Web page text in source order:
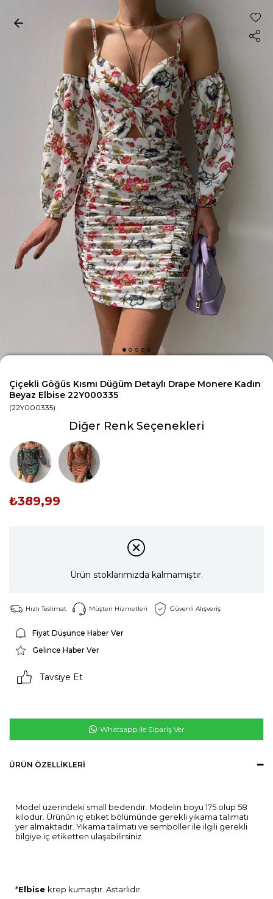
Çiçekli Göğüs Kısmı Düğüm Detaylı Drape Monere Kadın
Beyaz Elbise 22Y000335
(22Y000335)
Diğer Renk Seçenekleri
Tükendi Tükendi
₺389,99
Ürün stoklarımızda kalmamıştır.
Hızlı Teslimat Müşteri Hizmetleri Güvenli Alışveriş
Fiyat Düşünce Haber Ver
Gelince Haber Ver
Tavsiye Et
Whatsapp ile Sipariş Ver
ÜRÜN ÖZELLIKLERI
Model üzerindeki small bedendir. Modelin boyu 175 olup 58
kilodur. Ürünün iç etiket bölümünde gerekli yıkama talimatı
yer almaktadır. Yıkama talimatı ve semboller ile ilgili gerekli
bilgiye iç etiketten ulaşabilirsiniz.
*Elbise krep kumaştır. Astarlıdır.